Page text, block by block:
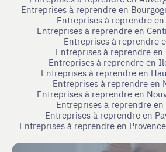
Entreprises à reprendre en
Entreprises à reprendre
Entreprises à reprendre en
Entreprises à reprendre
Entreprises à reprendre en
Entreprises à reprendre en
Entreprises à reprendre en
Entreprises à reprendre en
Entreprises à reprendre en
Entreprises à reprendre
Entreprises à reprendre en
Entreprises à reprendre en